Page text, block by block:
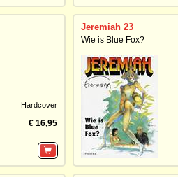
Hardcover
€ 16,95
Jeremiah 23
Wie is Blue Fox?